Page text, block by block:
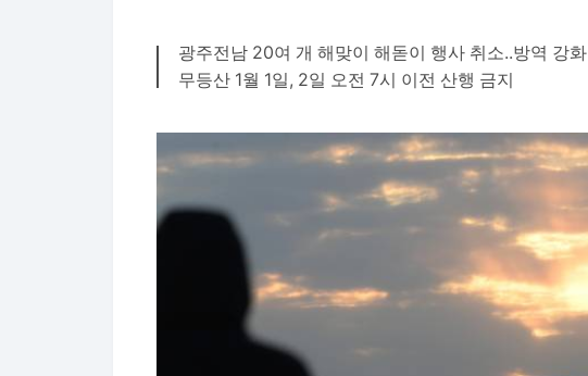
광주전남 20여 개 해맞이 해돋이 행사 취소..방역 강화
무등산 1월 1일, 2일 오전 7시 이전 산행 금지